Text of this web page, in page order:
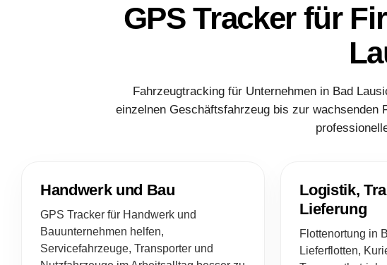
GPS Tracker für
Fahrzeugtracking für Unternehmen in Bad
einzelnen Geschäftsfahrzeug bis zur wachsenden
Handwerk und Bau
GPS Tracker für Handwerk und
Bauunternehmen helfen,
Servicefahrzeuge, Transporter und
Logistik,
Lieferung
Flottenortung in
Lieferflotten,